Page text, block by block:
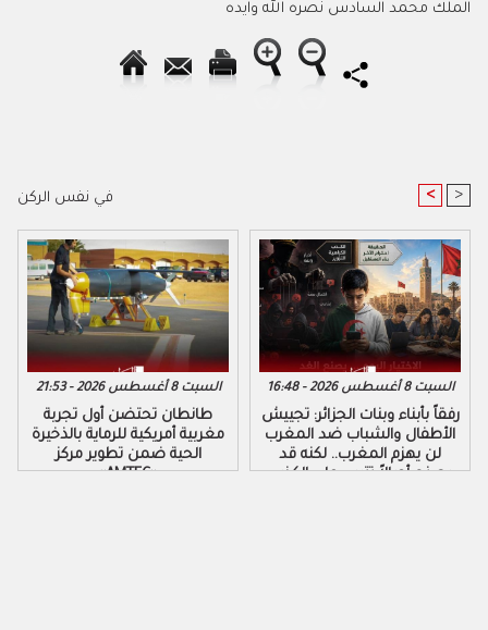
الملك محمد السادس نصره الله وايده
في نفس الركن < >
السبت 8 أغسطس 2026 - 21:53
طانطان تحتضن أول تجربة
مغربية أمريكية للرماية بالذخيرة
الحية ضمن تطوير مركز
«AMTEC»
السبت 8 أغسطس 2026 - 16:48
رفقاً بأبناء وبنات الجزائر: تجييش
الأطفال والشباب ضد المغرب
لن يهزم المغرب.. لكنه قد
يصنع أجيالاً تتربى على الكذب